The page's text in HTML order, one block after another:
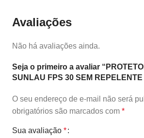
Avaliações
Não há avaliações ainda.
Seja o primeiro a avaliar
SUNLAU FPS 30 SEM REPELENTE
O seu endereço de e-mail não será
obrigatórios são marcados com *
Sua avaliação *